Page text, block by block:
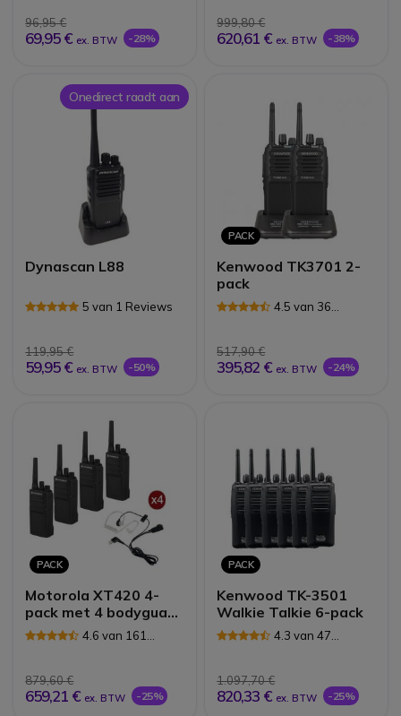
96,95 €
69,95 € ex. BTW -28%
999,80 €
620,61 € ex. BTW -38%
Onedirect raadt aan
Dynascan L88
5 van 1 Reviews
119,95 €
59,95 € ex. BTW -50%
PACK
Kenwood TK3701 2-
pack
4.5 van 36
517,90 €
395,82 € ex. BTW -24%
PACK
Motorola XT420 4-
pack met 4 bodyguard
headsets4.6 van 161
879,60 €
659,21 € ex. BTW -25%
PACK
Kenwood TK-3501
Walkie Talkie 6-pack
4.3 van 47
1.097,70 €
820,33 € ex. BTW -25%